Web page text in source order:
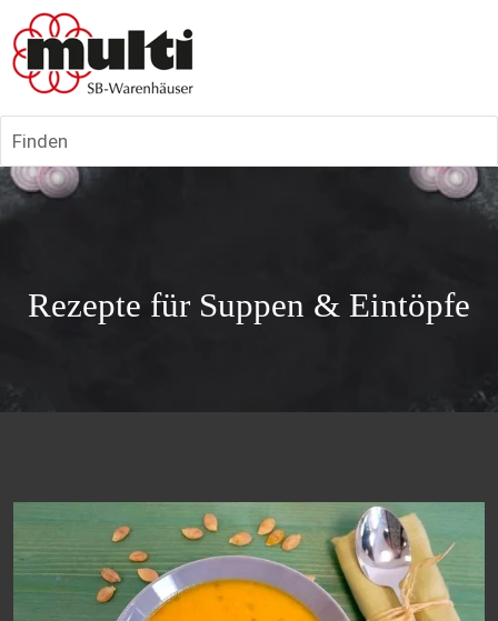
Finden
Rezepte für Suppen & Eintöpfe